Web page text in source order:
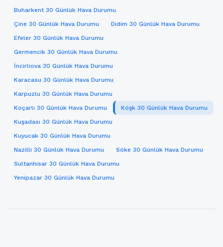
Buharkent 30 Günlük Hava Durumu
Çine 30 Günlük Hava Durumu
Didim 30 Günlük Hava Durumu
Efeler 30 Günlük Hava Durumu
Germencik 30 Günlük Hava Durumu
İncirliova 30 Günlük Hava Durumu
Karacasu 30 Günlük Hava Durumu
Karpuzlu 30 Günlük Hava Durumu
Koçarlı 30 Günlük Hava Durumu
Köşk 30 Günlük Hava Durumu
Kuşadası 30 Günlük Hava Durumu
Kuyucak 30 Günlük Hava Durumu
Nazilli 30 Günlük Hava Durumu
Söke 30 Günlük Hava Durumu
Sultanhisar 30 Günlük Hava Durumu
Yenipazar 30 Günlük Hava Durumu